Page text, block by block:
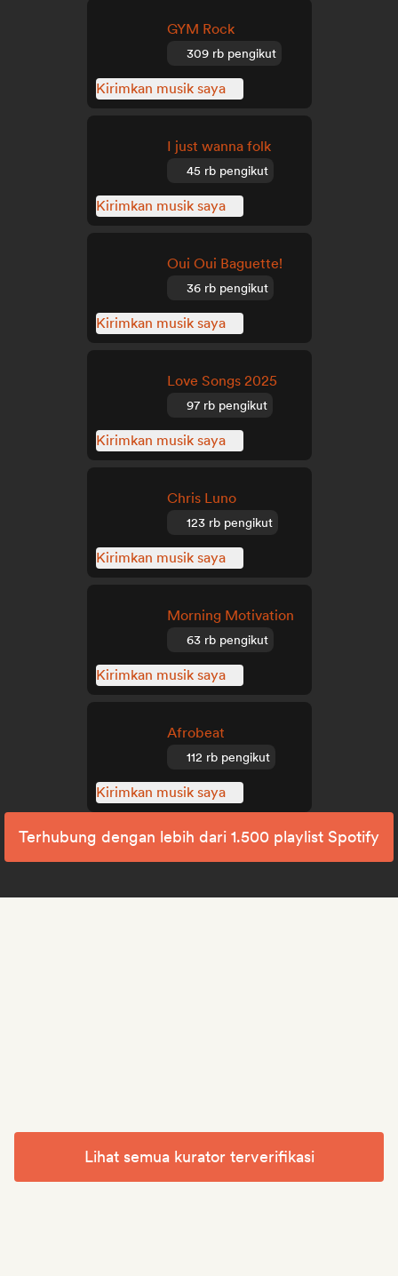
GYM Rock
309 rb pengikut
Kirimkan musik saya
I just wanna folk
45 rb pengikut
Kirimkan musik saya
Oui Oui Baguette!
36 rb pengikut
Kirimkan musik saya
Love Songs 2025
97 rb pengikut
Kirimkan musik saya
Chris Luno
123 rb pengikut
Kirimkan musik saya
Morning Motivation
63 rb pengikut
Kirimkan musik saya
Afrobeat
112 rb pengikut
Kirimkan musik saya
Terhubung dengan lebih dari 1.500 playlist Spotify
Lihat semua kurator terverifikasi